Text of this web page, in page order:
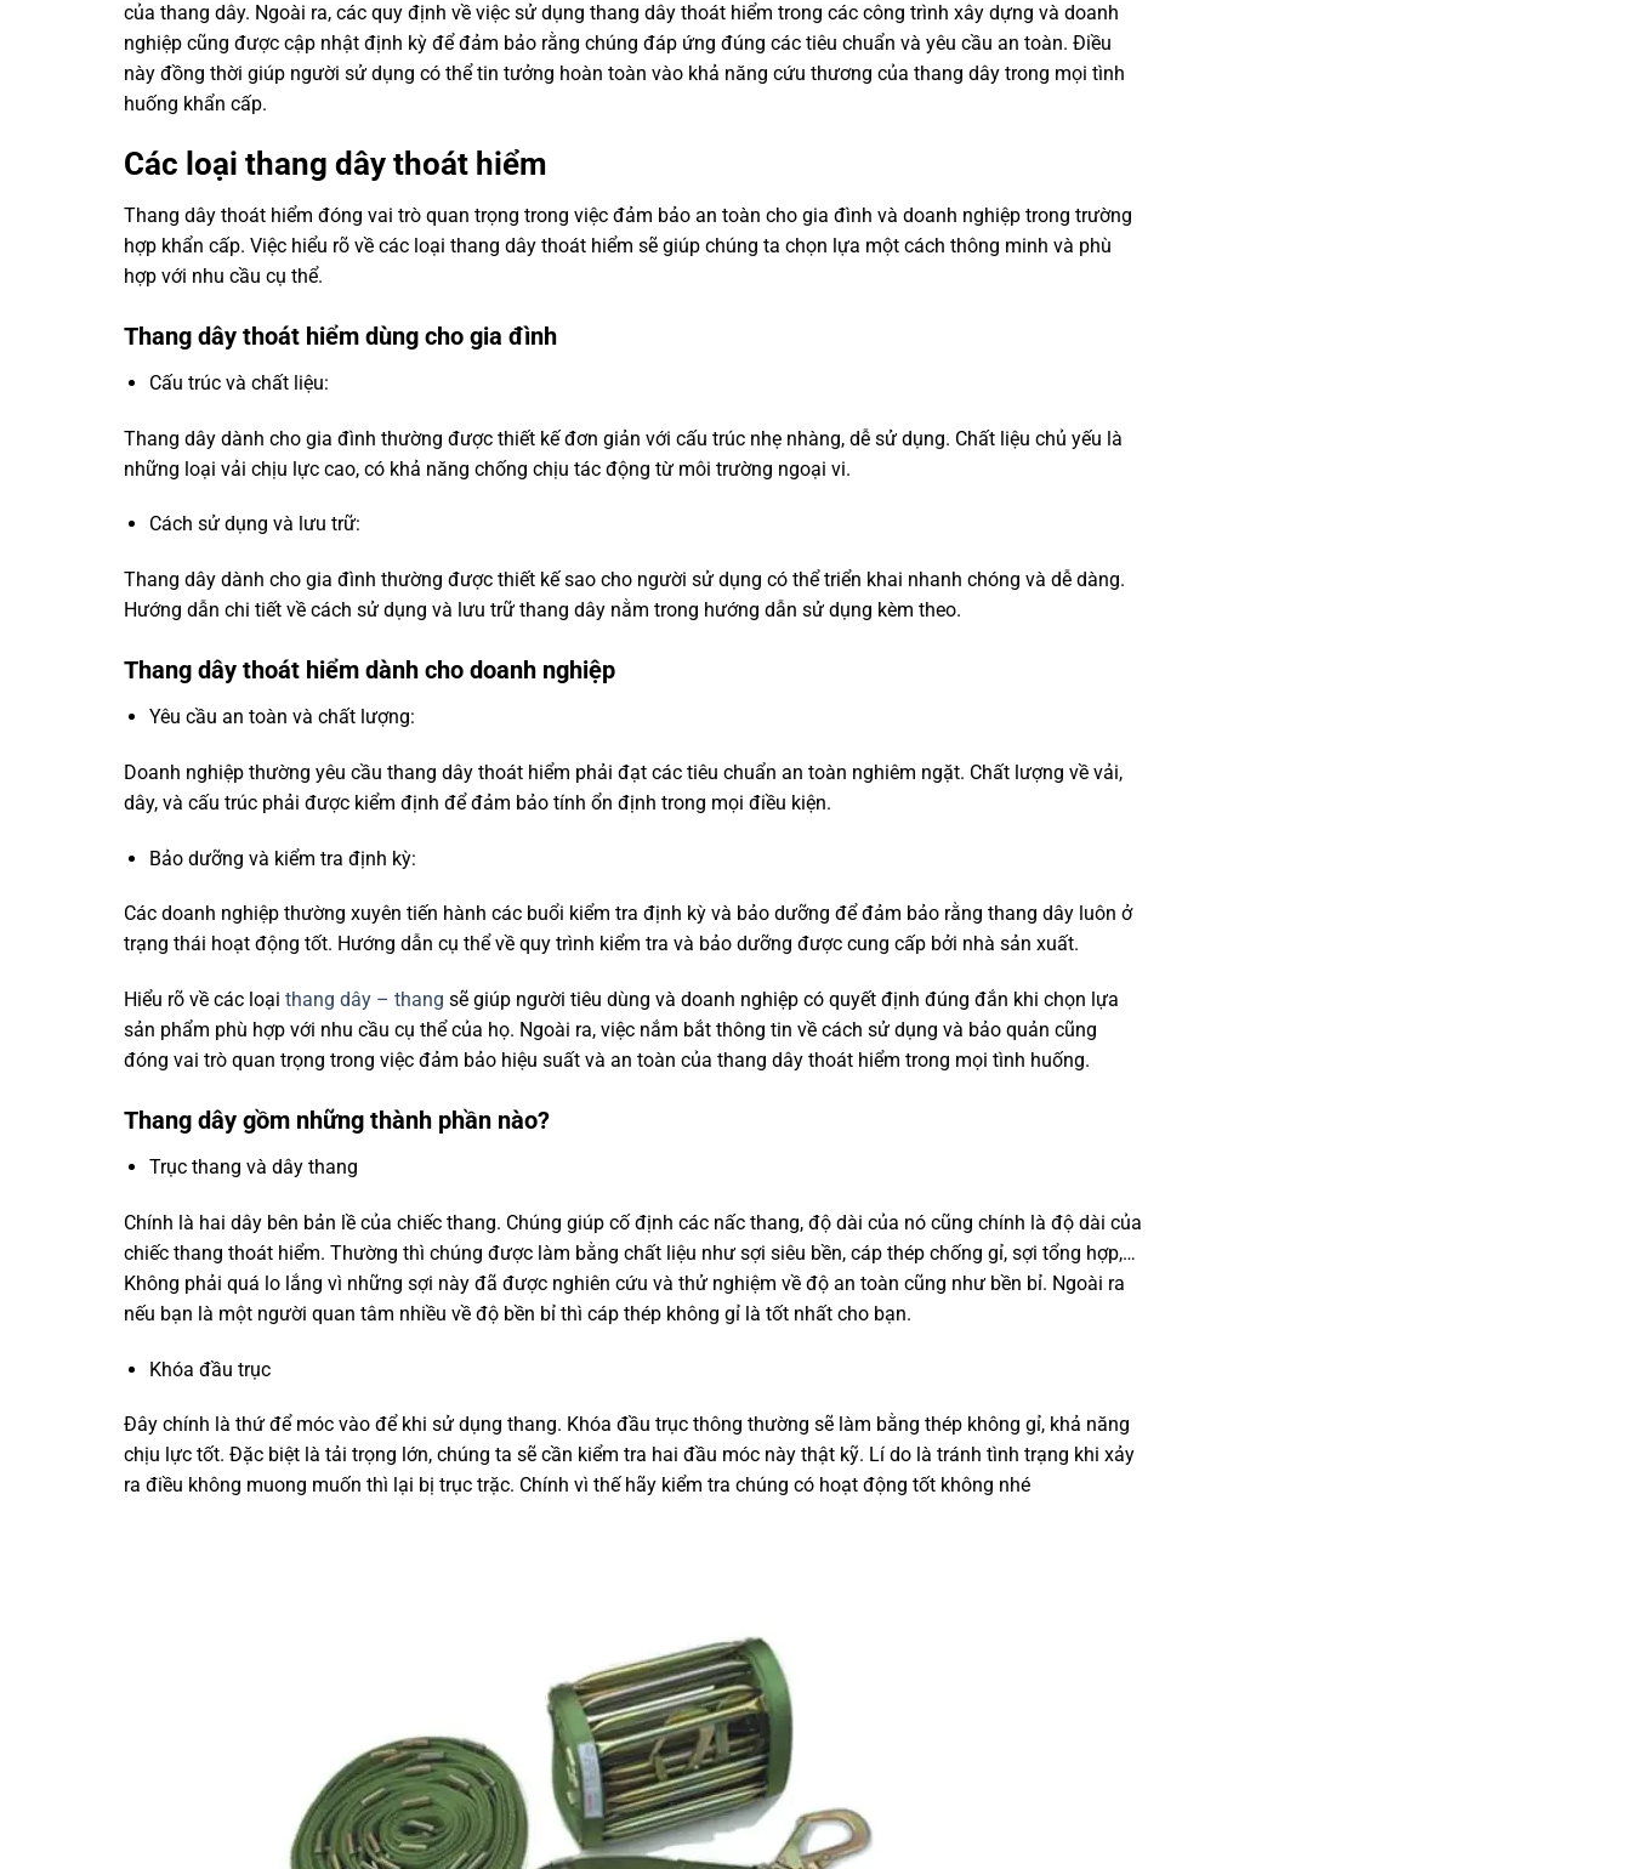
của thang dây. Ngoài ra, các quy định về việc sử dụng thang dây thoát hiểm trong các công trình xây dựng và doanh
nghiệp cũng được cập nhật định kỳ để đảm bảo rằng chúng đáp ứng đúng các tiêu chuẩn và yêu cầu an toàn. Điều
này đồng thời giúp người sử dụng có thể tin tưởng hoàn toàn vào khả năng cứu thương của thang dây trong mọi tình
huống khẩn cấp.
Các loại thang dây thoát hiểm
Thang dây thoát hiểm đóng vai trò quan trọng trong việc đảm bảo an toàn cho gia đình và doanh nghiệp trong trường
hợp khẩn cấp. Việc hiểu rõ về các loại thang dây thoát hiểm sẽ giúp chúng ta chọn lựa một cách thông minh và phù
hợp với nhu cầu cụ thể.
Thang dây thoát hiểm dùng cho gia đình
Cấu trúc và chất liệu:
Thang dây dành cho gia đình thường được thiết kế đơn giản với cấu trúc nhẹ nhàng, dễ sử dụng. Chất liệu chủ yếu là
những loại vải chịu lực cao, có khả năng chống chịu tác động từ môi trường ngoại vi.
Cách sử dụng và lưu trữ:
Thang dây dành cho gia đình thường được thiết kế sao cho người sử dụng có thể triển khai nhanh chóng và dễ dàng.
Hướng dẫn chi tiết về cách sử dụng và lưu trữ thang dây nằm trong hướng dẫn sử dụng kèm theo.
Thang dây thoát hiểm dành cho doanh nghiệp
Yêu cầu an toàn và chất lượng:
Doanh nghiệp thường yêu cầu thang dây thoát hiểm phải đạt các tiêu chuẩn an toàn nghiêm ngặt. Chất lượng về vải,
dây, và cấu trúc phải được kiểm định để đảm bảo tính ổn định trong mọi điều kiện.
Bảo dưỡng và kiểm tra định kỳ:
Các doanh nghiệp thường xuyên tiến hành các buổi kiểm tra định kỳ và bảo dưỡng để đảm bảo rằng thang dây luôn ở
trạng thái hoạt động tốt. Hướng dẫn cụ thể về quy trình kiểm tra và bảo dưỡng được cung cấp bởi nhà sản xuất.
Hiểu rõ về các loại thang dây – thang sẽ giúp người tiêu dùng và doanh nghiệp có quyết định đúng đắn khi chọn lựa
sản phẩm phù hợp với nhu cầu cụ thể của họ. Ngoài ra, việc nắm bắt thông tin về cách sử dụng và bảo quản cũng
đóng vai trò quan trọng trong việc đảm bảo hiệu suất và an toàn của thang dây thoát hiểm trong mọi tình huống.
Thang dây gồm những thành phần nào?
Trục thang và dây thang
Chính là hai dây bên bản lề của chiếc thang. Chúng giúp cố định các nấc thang, độ dài của nó cũng chính là độ dài của
chiếc thang thoát hiểm. Thường thì chúng được làm bằng chất liệu như sợi siêu bền, cáp thép chống gỉ, sợi tổng hợp,…
Không phải quá lo lắng vì những sợi này đã được nghiên cứu và thử nghiệm về độ an toàn cũng như bền bỉ. Ngoài ra
nếu bạn là một người quan tâm nhiều về độ bền bỉ thì cáp thép không gỉ là tốt nhất cho bạn.
Khóa đầu trục
Đây chính là thứ để móc vào để khi sử dụng thang. Khóa đầu trục thông thường sẽ làm bằng thép không gỉ, khả năng
chịu lực tốt. Đặc biệt là tải trọng lớn, chúng ta sẽ cần kiểm tra hai đầu móc này thật kỹ. Lí do là tránh tình trạng khi xảy
ra điều không muong muốn thì lại bị trục trặc. Chính vì thế hãy kiểm tra chúng có hoạt động tốt không nhé